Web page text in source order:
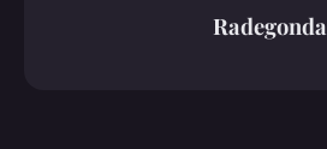
Radegonda